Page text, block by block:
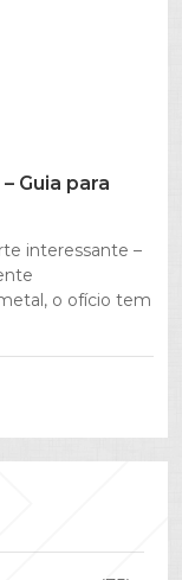
Guia para
interessante –
o ofício tem